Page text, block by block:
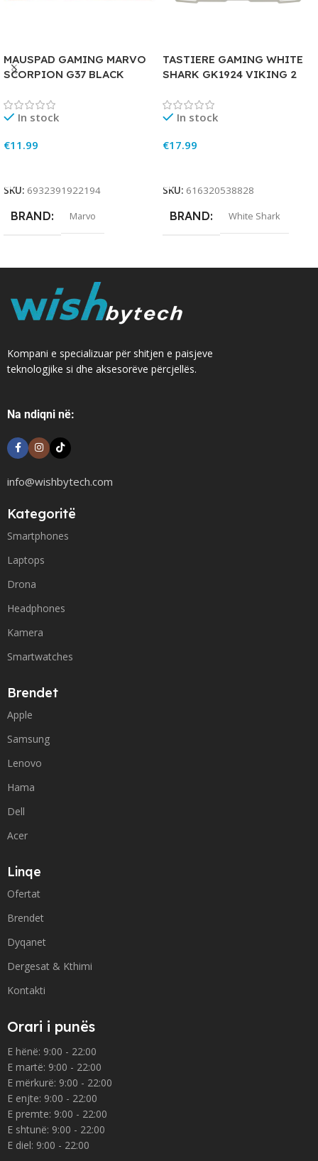
MAUSPAD GAMING MARVO
SCORPION G37 BLACK
In stock
€11.99
SKU: 6932391922194
BRAND Marvo
TASTIERE GAMING WHITE
SHARK GK1924 VIKING 2
In stock
€17.99
SKU: 616320538828
BRAND White Shark
Kompani e specializuar për shitjen e paisjeve
teknologjike si dhe aksesorëve përcjellës.
Na ndiqni në:
info@wishbytech.com
Kategoritë
Smartphones
Laptops
Drona
Headphones
Kamera
Smartwatches
Brendet
Apple
Samsung
Lenovo
Hama
Dell
Acer
Linqe
Ofertat
Brendet
Dyqanet
Dergesat & Kthimi
Kontakti
Orari i punës
E hënë: 9:00 - 22:00
E martë: 9:00 - 22:00
E mërkurë: 9:00 - 22:00
E enjte: 9:00 - 22:00
E premte: 9:00 - 22:00
E shtunë: 9:00 - 22:00
E diel: 9:00 - 22:00